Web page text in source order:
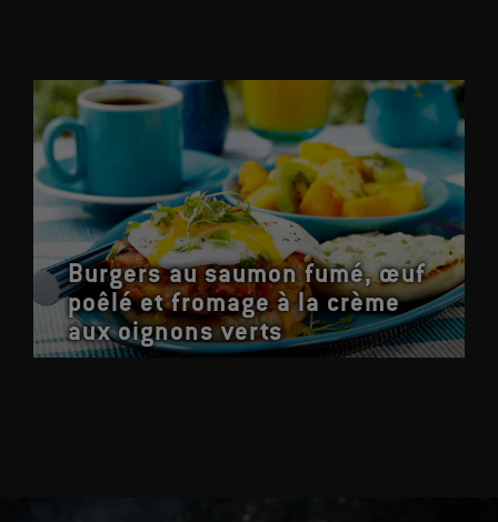
Burgers au saumon fumé, œuf
poêlé et fromage à la crème
aux oignons verts